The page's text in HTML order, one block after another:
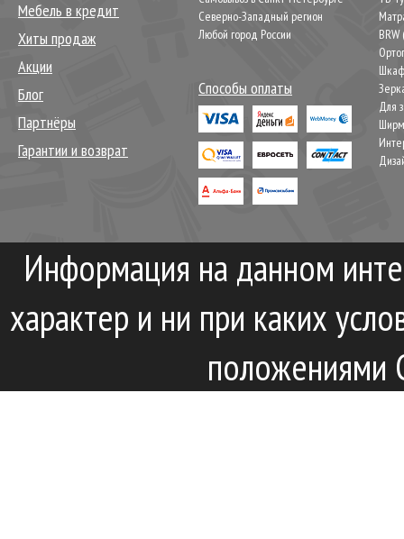
Мебель в кредит
Хиты продаж
Акции
Блог
Партнёры
Гарантии и возврат
Северно-Западный регион
Любой город России
Способы оплаты
Для
Информация на данном
характер и ни при каких
положениями